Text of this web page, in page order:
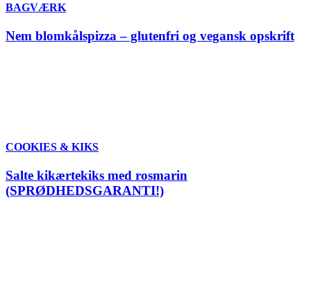
BAGVÆRK
Nem blomkålspizza – glutenfri og vegansk opskrift
COOKIES & KIKS
Salte kikærtekiks med rosmarin
(SPRØDHEDSGARANTI!)